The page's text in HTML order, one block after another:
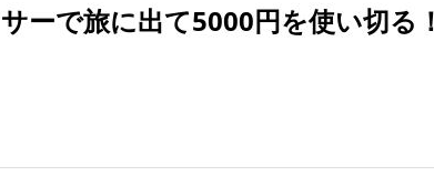
サーで旅に出て5000円を使い切る